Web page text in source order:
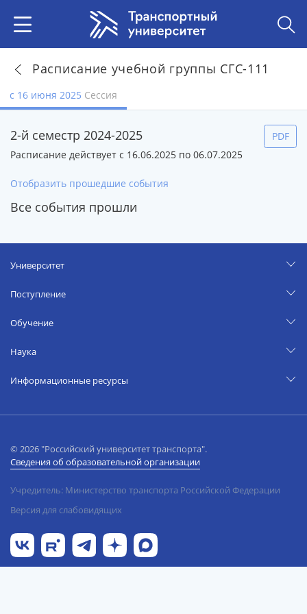
Расписание учебной группы СГС-111
с 16 июня 2025 Сессия
2-й семестр 2024-2025
Расписание действует с 16.06.2025 по 06.07.2025
PDF
Отобразить прошедшие события
Все события прошли
Университет
Поступление
Обучение
Наука
Информационные ресурсы
© 2026 "Российский университет транспорта".
Сведения об образовательной организации
Учредитель: Министерство транспорта Российской Федерации
Версия для слабовидящих